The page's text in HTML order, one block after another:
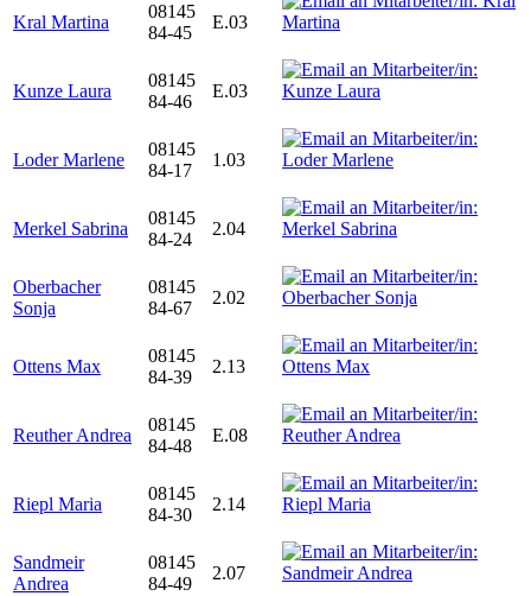
Kral Martina
08145
84-45
E.03
Kunze Laura
08145
84-46
E.03
Loder Marlene
08145
84-17
1.03
Merkel Sabrina
08145
84-24
2.04
Oberbacher
Sonja
08145
84-67
2.02
Ottens Max
08145
84-39
2.13
Reuther Andrea
08145
84-48
E.08
Riepl Maria
08145
84-30
2.14
Sandmeir
Andrea
08145
84-49
2.07